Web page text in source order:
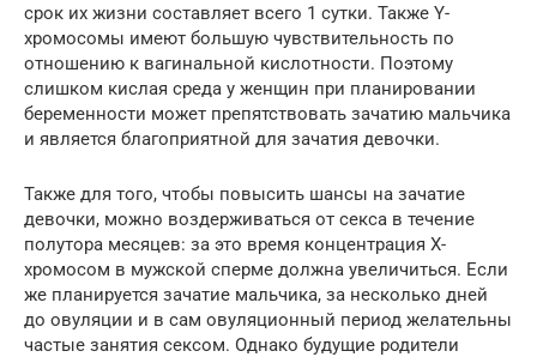
срок их жизни составляет всего 1 сутки. Также Y-
хромосомы имеют большую чувствительность по
отношению к вагинальной кислотности. Поэтому
слишком кислая среда у женщин при планировании
беременности может препятствовать зачатию мальчика
и является благоприятной для зачатия девочки.
Также для того, чтобы повысить шансы на зачатие
девочки, можно воздерживаться от секса в течение
полутора месяцев: за это время концентрация X-
хромосом в мужской сперме должна увеличиться. Если
же планируется зачатие мальчика, за несколько дней
до овуляции и в сам овуляционный период желательны
частые занятия сексом. Однако будущие родители